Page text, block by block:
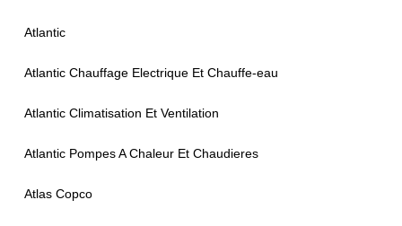
Atlantic
Atlantic Chauffage Electrique Et Chauffe-eau
Atlantic Climatisation Et Ventilation
Atlantic Pompes A Chaleur Et Chaudieres
Atlas Copco